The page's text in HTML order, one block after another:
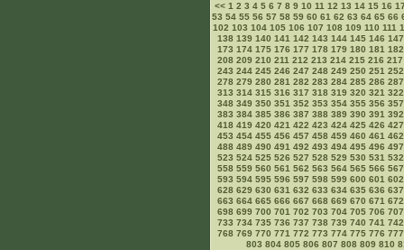
<<1 2 3 4 5 6 7 8 9 10 11 12 13 14 15 16
53 54 55 56 57 58 59 60 61 62 63 64 65 66
102 103 104 105 106 107 108 109 110 111
138 139 140 141 142 143 144 145 146 147
173 174 175 176 177 178 179 180 181 182
208 209 210 211 212 213 214 215 216 217
243 244 245 246 247 248 249 250 251 252
278 279 280 281 282 283 284 285 286 287
313 314 315 316 317 318 319 320 321 322
348 349 350 351 352 353 354 355 356 357
383 384 385 386 387 388 389 390 391 392
418 419 420 421 422 423 424 425 426 427
453 454 455 456 457 458 459 460 461 462
488 489 490 491 492 493 494 495 496 497
523 524 525 526 527 528 529 530 531 532
558 559 560 561 562 563 564 565 566 567
593 594 595 596 597 598 599 600 601 602
628 629 630 631 632 633 634 635 636 637
663 664 665 666 667 668 669 670 671 672
698 699 700 701 702 703 704 705 706 707
733 734 735 736 737 738 739 740 741 742
768 769 770 771 772 773 774 775 776 777
803 804 805 806 807 808 809 810